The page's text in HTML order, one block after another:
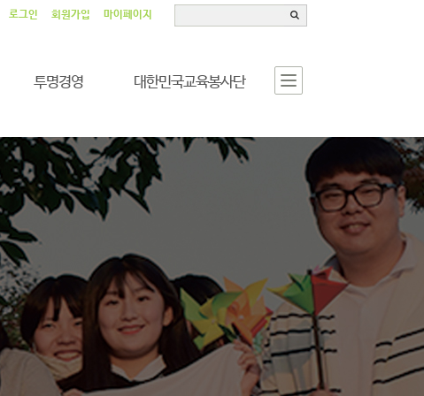
로그인 회원가입 마이페이지
투명경영 대한민국교육봉사단